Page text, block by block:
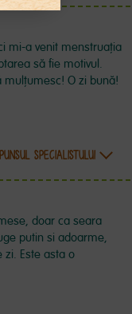
mi-a venit menstruația
să fie motivul.
mulțumesc! O zi bună!
SPECIALISTULUI
doar ca seara
putin si adoarme,
Este asta o